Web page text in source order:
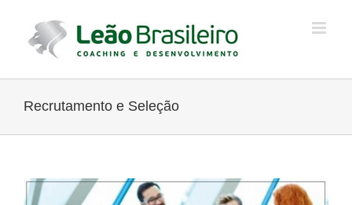
para
Recrutamento e Seleção